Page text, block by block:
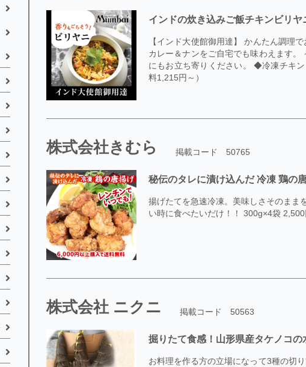
インドの炊き込みご飯チキンビリヤ
【インド大使館御用達】 かんたん調理
カレー＆ナンをご自宅でも味わえます
にもお立ち寄りください。 ◆冷凍チキ
料1,215円～）
株式会社きむら 掲載コード 50765
秘伝のタレに漬け込んだ 冷凍 鶏の
揚げたてを急速冷凍。美味しさそのまま
い時に食べたいだけ！！ 300g×4袋
株式会社 ニクニ 掲載コード 50563
掘りたて食感！山形県産タケノコの
お料理を作る方の立場になって3種の切